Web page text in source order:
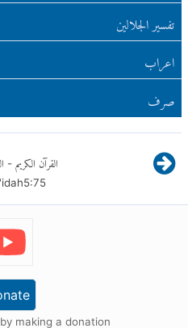
تفسير الجلالين
اعراب
صرف
القرآن الكريم -
5:75
making a donation